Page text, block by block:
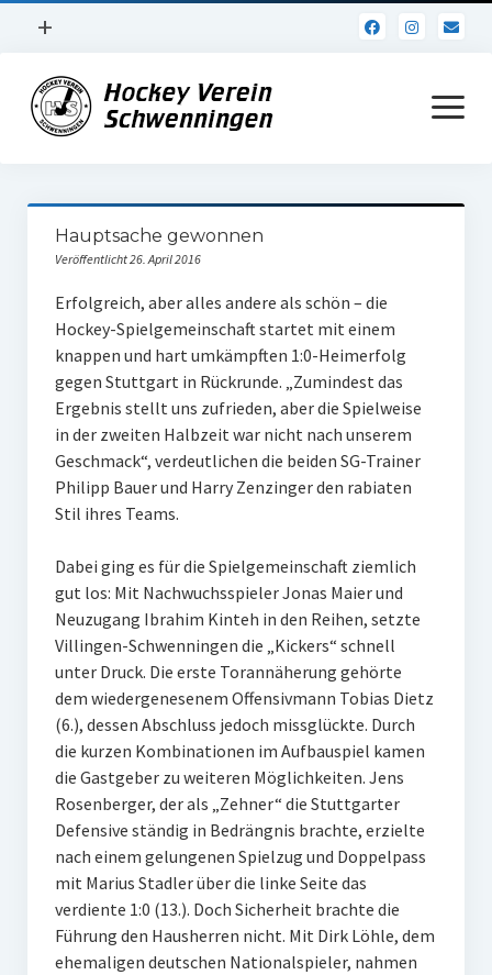
Menü
+
Impressum
Datenschutz
Menü
öffnen
Verein
Daten und Fakten
Vereinsheim
Hockey Shirts
FSJ Stelle
W U16
W U12
M U18
M U12
Internationale Hallenhockeyturnier
Zocker Reloaded
Galerie
Hauptsache gewonnen
Veröffentlicht 26. April 2016
Erfolgreich, aber alles andere als schön – die
Hockey-Spielgemeinschaft startet mit einem
knappen und hart umkämpften 1:0-Heimerfolg
gegen Stuttgart in Rückrunde. „Zumindest das
Ergebnis stellt uns zufrieden, aber die Spielweise
in der zweiten Halbzeit war nicht nach unserem
Geschmack“, verdeutlichen die beiden SG-Trainer
Philipp Bauer und Harry Zenzinger den rabiaten
Stil ihres Teams.
Dabei ging es für die Spielgemeinschaft ziemlich
gut los: Mit Nachwuchsspieler Jonas Maier und
Neuzugang Ibrahim Kinteh in den Reihen, setzte
Villingen-Schwenningen die „Kickers“ schnell
unter Druck. Die erste Torannäherung gehörte
dem wiedergenesenem Offensivmann Tobias Dietz
(6.), dessen Abschluss jedoch missglückte. Durch
die kurzen Kombinationen im Aufbauspiel kamen
die Gastgeber zu weiteren Möglichkeiten. Jens
Rosenberger, der als „Zehner“ die Stuttgarter
Defensive ständig in Bedrängnis brachte, erzielte
nach einem gelungenen Spielzug und Doppelpass
mit Marius Stadler über die linke Seite das
verdiente 1:0 (13.). Doch Sicherheit brachte die
Führung den Hausherren nicht. Mit Dirk Löhle, dem
ehemaligen deutschen Nationalspieler, nahmen